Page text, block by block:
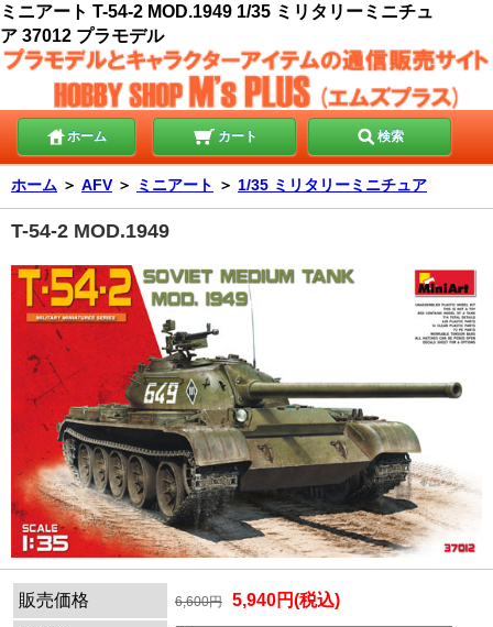
ミニアート T-54-2 MOD.1949 1/35 ミリタリーミニチュ
ア 37012 プラモデル
ホーム カート 検索
ホーム ＞ AFV ＞ ミニアート ＞ 1/35 ミリタリーミニチュア
T-54-2 MOD.1949
販売価格 6,600円 5,940円(税込)